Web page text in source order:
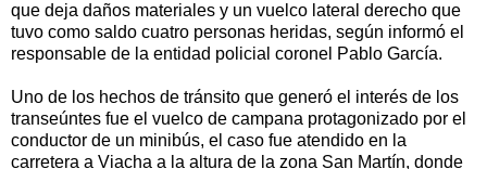
que deja daños materiales y un vuelco lateral derecho que
tuvo como saldo cuatro personas heridas, según informó el
responsable de la entidad policial coronel Pablo García.
Uno de los hechos de tránsito que generó el interés de los
transeúntes fue el vuelco de campana protagonizado por el
conductor de un minibús, el caso fue atendido en la
carretera a Viacha a la altura de la zona San Martín, donde